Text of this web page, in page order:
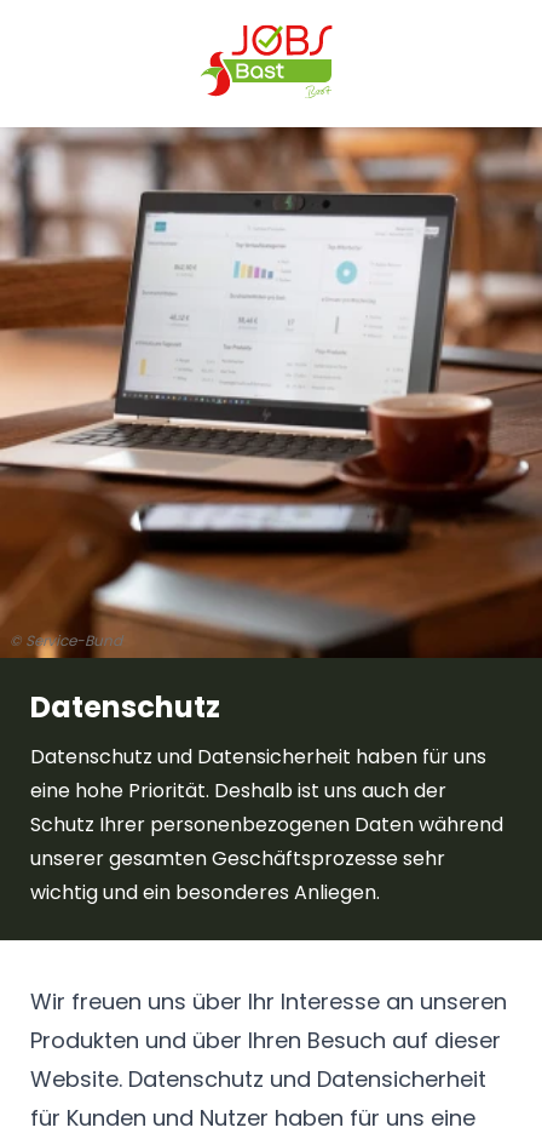
© Service-Bund
Datenschutz
Datenschutz und Datensicherheit haben für uns
eine hohe Priorität. Deshalb ist uns auch der
Schutz Ihrer personenbezogenen Daten während
unserer gesamten Geschäftsprozesse sehr
wichtig und ein besonderes Anliegen.
Wir freuen uns über Ihr Interesse an unseren
Produkten und über Ihren Besuch auf dieser
Website. Datenschutz und Datensicherheit
für Kunden und Nutzer haben für uns eine